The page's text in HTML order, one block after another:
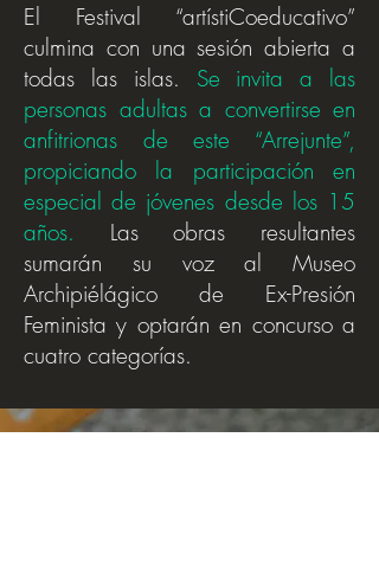
El Festival “artístiCoeducativo”
culmina con una sesión abierta a
todas las islas. Se invita a las
personas adultas a convertirse en
anfitrionas de este “Arrejunte”,
propiciando la participación en
especial de jóvenes desde los 15
años. Las obras resultantes
sumarán su voz al Museo
Archipiélágico de Ex-Presión
Feminista y optarán en concurso a
cuatro categorías.